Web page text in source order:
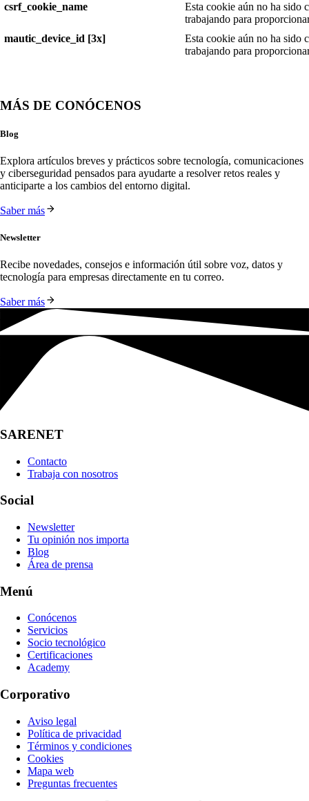
csrf_cookie_name
Esta cookie aún no ha sido
trabajando para
mautic_device_id [3x]
Esta cookie aún no ha sido
trabajando para
MÁS DE CONÓCENOS
Blog
Explora artículos breves y prácticos sobre tecnología, comunicaciones
y ciberseguridad pensados para ayudarte a resolver retos reales y
anticiparte a los cambios del entorno digital.
Saber más
Newsletter
Recibe novedades, consejos e información útil sobre voz, datos y
tecnología para empresas directamente en tu correo.
Saber más
SARENET
Contacto
Trabaja con nosotros
Social
Newsletter
Tu opinión nos importa
Blog
Área de prensa
Menú
Conócenos
Servicios
Socio tecnológico
Certificaciones
Academy
Corporativo
Aviso legal
Política de privacidad
Términos y condiciones
Cookies
Mapa web
Preguntas frecuentes